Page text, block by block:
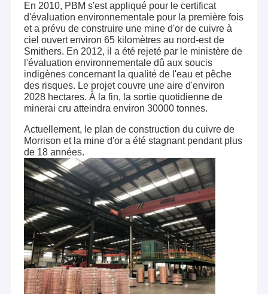
En 2010, PBM s'est appliqué pour le certificat
d'évaluation environnementale pour la première fois
et a prévu de construire une mine d'or de cuivre à
ciel ouvert environ 65 kilomètres au nord-est de
Smithers. En 2012, il a été rejeté par le ministère de
l'évaluation environnementale dû aux soucis
indigènes concernant la qualité de l'eau et pêche
des risques. Le projet couvre une aire d'environ
2028 hectares. À la fin, la sortie quotidienne de
minerai cru atteindra environ 30000 tonnes.
Actuellement, le plan de construction du cuivre de
Morrison et la mine d'or a été stagnant pendant plus
de 18 années.